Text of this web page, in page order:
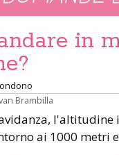
in
Brambilla
l'altitudine
ai 1000 metri